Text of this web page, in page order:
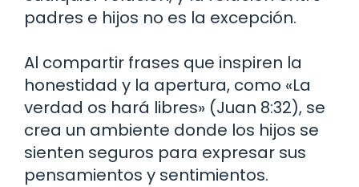
padres e hijos no es la excepción.
Al compartir frases que inspiren la
honestidad y la apertura, como «La
verdad os hará libres» (Juan 8:32), se
crea un ambiente donde los hijos se
sienten seguros para expresar sus
pensamientos y sentimientos.